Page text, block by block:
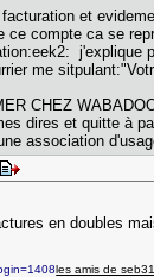
et
ce compte ca se
j'explique
me
CHEZ
dires et quitte à
association
en doubles
les amis de seb31